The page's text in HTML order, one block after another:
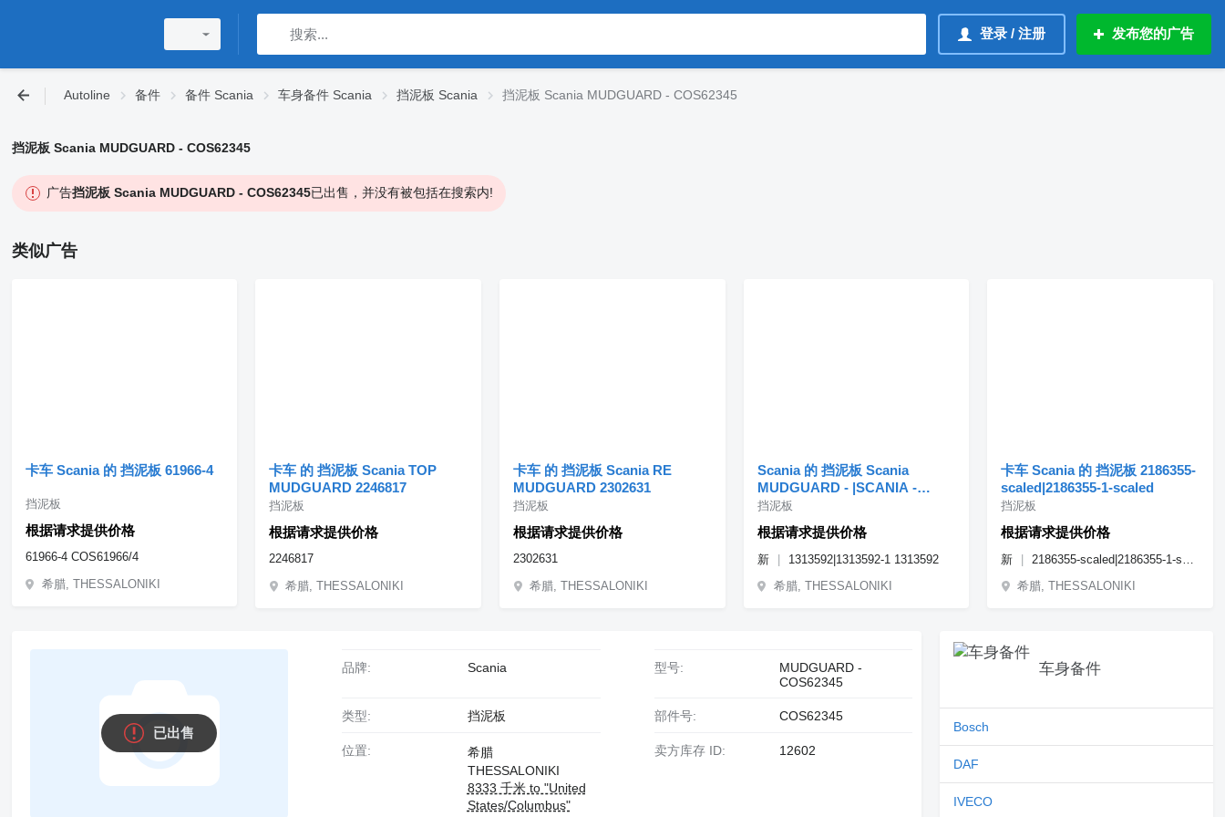
登录 / 注册 发布您的广告
Autoline 备件 备件 Scania 车身备件 Scania 挡泥板 Scania 挡泥板 Scania MUDGUARD - COS62345
挡泥板 Scania MUDGUARD - COS62345
广告挡泥板 Scania MUDGUARD - COS62345已出售，并没有被包括在搜索内!
类似广告
卡车 Scania 的 挡泥板 61966-4
根据请求提供价格
挡泥板
61966-4 COS61966/4
希腊, THESSALONIKI
卡车 的 挡泥板 Scania TOP
MUDGUARD 2246817
根据请求提供价格
挡泥板
2246817
希腊, THESSALONIKI
卡车 的 挡泥板 Scania RE
MUDGUARD 2302631
根据请求提供价格
挡泥板
2302631
希腊, THESSALONIKI
Scania 的 挡泥板 Scania
MUDGUARD - |SCANIA -
MUDGUARD - GENUINE
根据请求提供价格
挡泥板
新
1313592|1313592-1 1313592
希腊, THESSALONIKI
卡车 Scania 的 挡泥板 2186355-
scaled|2186355-1-scaled
根据请求提供价格
挡泥板
新
2186355-scaled|2186355-1-scaled 2186355
希腊, THESSALONIKI
已出售
品牌: Scania 型号:
MUDGUARD -
COS62345
类型: 挡泥板 部件号: COS62345
位置:
希腊
THESSALONIKI
8333 千米 to "United
States/Columbus"
卖方库存 ID: 12602
车身备件
Bosch
DAF
IVECO